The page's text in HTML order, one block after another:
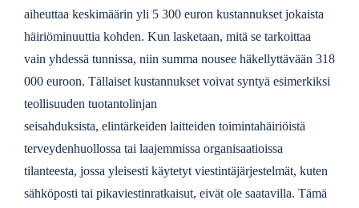
aiheuttaa keskimäärin yli 5 300 euron kustannukset jokaista
häiriöminuuttia kohden. Kun lasketaan, mitä se tarkoittaa
vain yhdessä tunnissa, niin summa nousee häkellyttävään 318
000 euroon. Tällaiset kustannukset voivat syntyä esimerkiksi
teollisuuden tuotantolinjan
seisahduksista, elintärkeiden laitteiden toimintahäiriöistä
terveydenhuollossa tai laajemmissa organisaatioissa
tilanteesta, jossa yleisesti käytetyt viestintäjärjestelmät, kuten
sähköposti tai pikaviestinratkaisut, eivät ole saatavilla. Tämä